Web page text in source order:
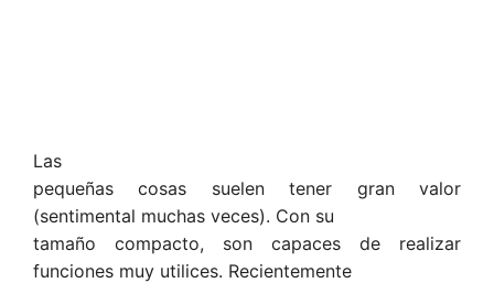
Las
pequeñas cosas suelen tener gran valor
(sentimental muchas veces). Con su
tamaño compacto, son capaces de realizar
funciones muy utilices. Recientemente